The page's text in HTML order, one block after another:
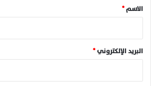
*
الاسم*
البريد الإلكتروني*